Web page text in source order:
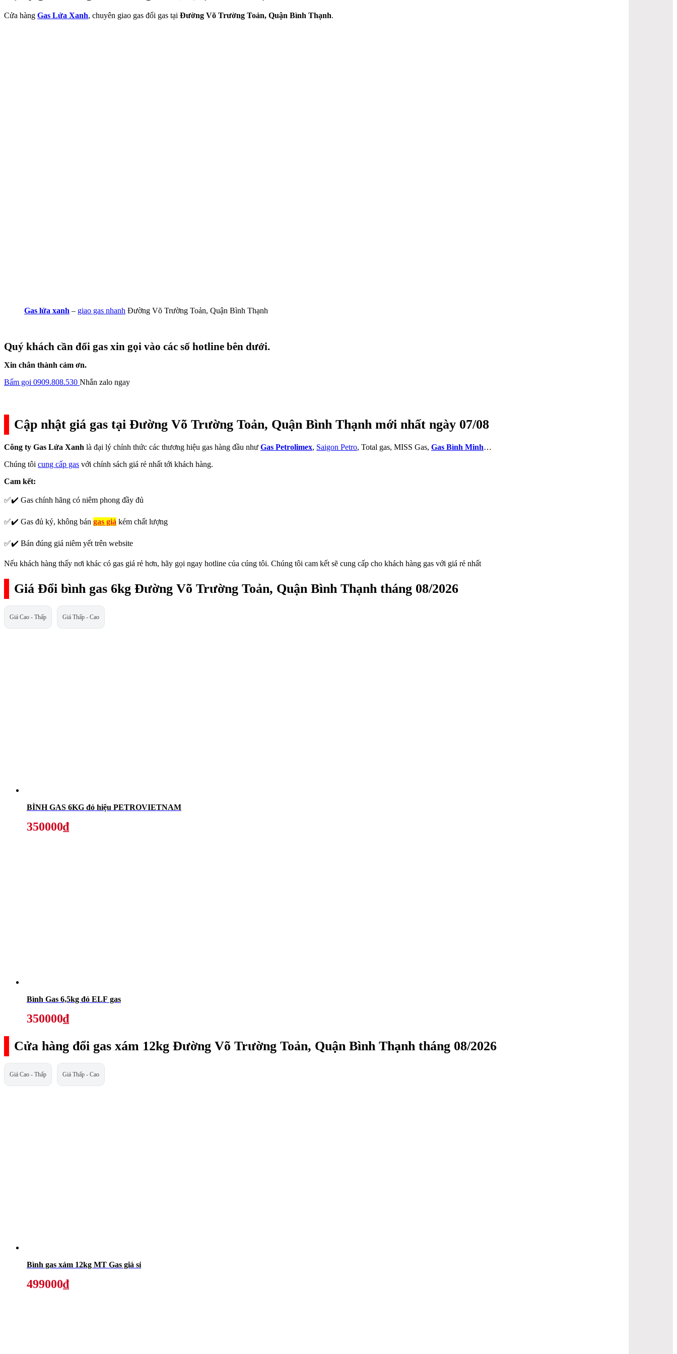
Cửa hàng Gas Lửa Xanh, chuyên giao gas đổi gas tại Đường Võ Trường Toản, Quận Bình Thạnh.
Gas lửa xanh – giao gas nhanh Đường Võ Trường Toản, Quận Bình Thạnh
Quý khách cần đổi gas xin gọi vào các số hotline bên dưới.
Xin chân thành cảm ơn.
Bấm gọi 0909.808.530 Nhắn zalo ngay
Cập nhật giá gas tại Đường Võ Trường Toản, Quận Bình Thạnh mới nhất ngày 07/08
Công ty Gas Lửa Xanh là đại lý chính thức các thương hiệu gas hàng đầu như Gas Petrolimex, Saigon Petro, Total gas, MISS Gas, Gas Bình Minh…
Chúng tôi cung cấp gas với chính sách giá rẻ nhất tới khách hàng.
Cam kết:
✅✔️ Gas chính hãng có niêm phong đầy đủ
✅✔️ Gas đủ ký, không bán gas giả kém chất lượng
✅✔️ Bán đúng giá niêm yết trên website
Nếu khách hàng thấy nơi khác có gas giá rẻ hơn, hãy gọi ngay hotline của cúng tôi. Chúng tôi cam kết sẽ cung cấp cho khách hàng gas với giá rẻ nhất
Giá Đổi bình gas 6kg Đường Võ Trường Toản, Quận Bình Thạnh tháng 08/2026
Giá Cao - Thấp Giá Thấp - Cao
BÌNH GAS 6KG đỏ hiệu PETROVIETNAM
350000₫
Bình Gas 6,5kg đỏ ELF gas
350000₫
Cửa hàng đổi gas xám 12kg Đường Võ Trường Toản, Quận Bình Thạnh tháng 08/2026
Giá Cao - Thấp Giá Thấp - Cao
Bình gas xám 12kg MT Gas giá sỉ
499000₫